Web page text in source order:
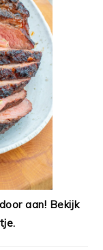
aan! Bekijk